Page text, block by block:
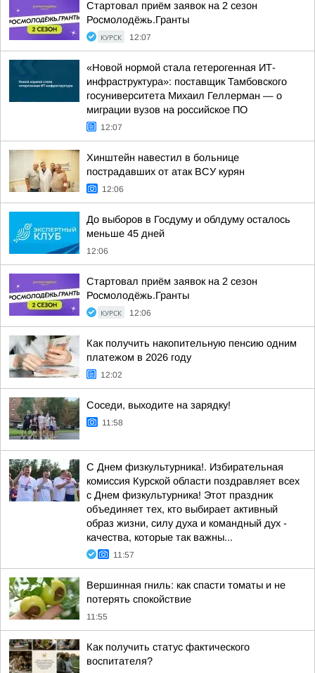
Стартовал приём заявок на 2 сезон
Росмолодёжь.Гранты
КУРСК 12:07
«Новой нормой стала гетерогенная ИТ-
инфраструктура»: поставщик Тамбовского
госуниверситета Михаил Геллерман — о
миграции вузов на российское ПО
12:07
Хинштейн навестил в больнице
пострадавших от атак ВСУ курян
12:06
До выборов в Госдуму и облдуму осталось
меньше 45 дней
12:06
Стартовал приём заявок на 2 сезон
Росмолодёжь.Гранты
КУРСК 12:06
Как получить накопительную пенсию одним
платежом в 2026 году
12:02
Соседи, выходите на зарядку!
11:58
С Днем физкультурника!. Избирательная
комиссия Курской области поздравляет всех
с Днем физкультурника! Этот праздник
объединяет тех, кто выбирает активный
образ жизни, силу духа и командный дух -
качества, которые так важны...
11:57
Вершинная гниль: как спасти томаты и не
потерять спокойствие
11:55
Как получить статус фактического
воспитателя?